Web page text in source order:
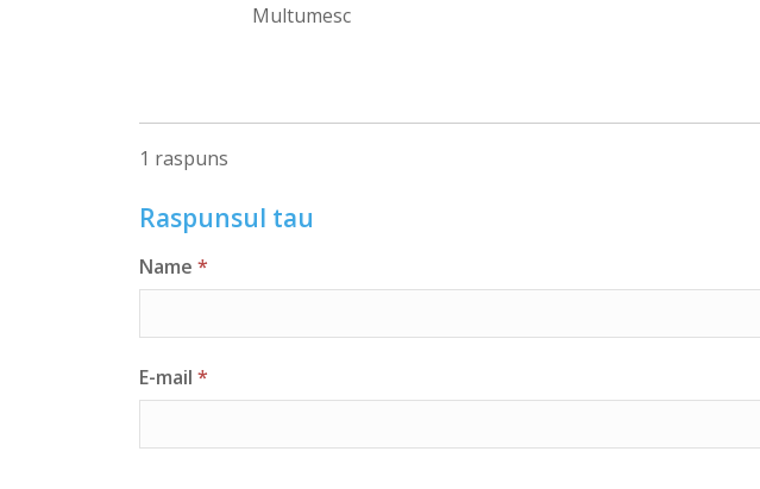
Multumesc
1 raspuns
Raspunsul tau
Name *
E-mail *